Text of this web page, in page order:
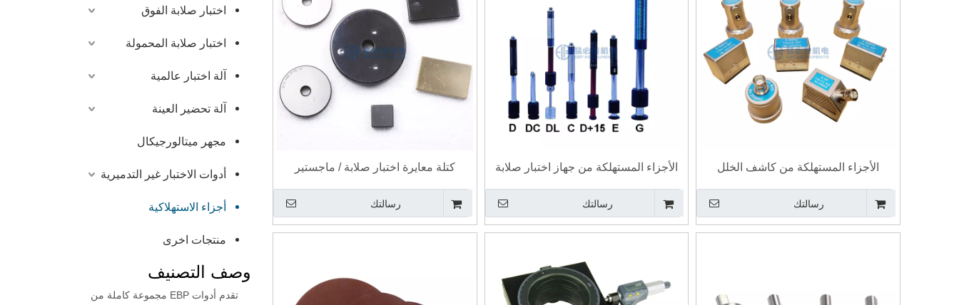
اختبار صلابة الفوق
اختبار صلابة المحمولة
آلة اختبار عالمية
آلة تحضير العينة
مجهر ميتالورجيكال
أدوات الاختبار غير التدميرية
أجزاء الاستهلاكية
منتجات اخرى
وصف التصنيف
تقدم أدوات EBP مجموعة كاملة من
الأجزاء المستهلكة من كاشف الخلل
بالموجات فوق الصوتية
رسالتك
الأجزاء المستهلكة من جهاز اختبار صلابة
ليب المحمول
رسالتك
كتلة معايرة اختبار صلابة / ماجستير
رسالتك